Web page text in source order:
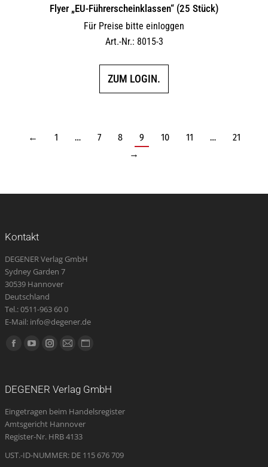
Flyer „EU-Führerscheinklassen“ (25 Stück)
Für Preise bitte einloggen
Art.-Nr.: 8015-3
ZUM LOGIN.
← 1 … 7 8 9 10 11 …
21
→
Kontakt
DEGENER Verlag GmbH
Sydney Garden 7
30539 Hannover
Deutschland
Tel.: 0511-963 60 0
E-Mail: info@degener.de
Finden Sie uns auf:
Facebook
in
new
window
YouTube
in
new
window
Instagram
in
new
window
E-
opens
in
new
window
Website
in
new
DEGENER Verlag GmbH
Eingetragen beim Handelsregister
Amtsgericht Hannover
Register-Nr. HRB 4133
UST.-ID-NUMMER: DE 115 676 709